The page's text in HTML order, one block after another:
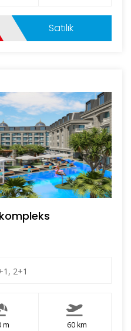
Satılık
2+1
m 60 km